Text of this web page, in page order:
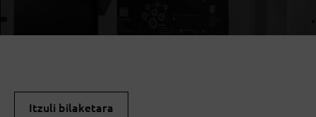
Itzuli bilaketara